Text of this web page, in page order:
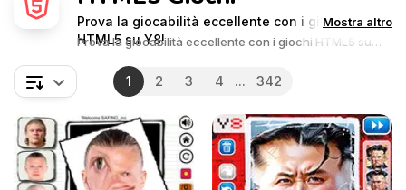
Prova la giocabilità eccellente con i giochi
HTML5 su Y8!
Prova la giocabilità eccellente con i giochi HTML5 su
Mostra altro
1 2 3 4 ... 342